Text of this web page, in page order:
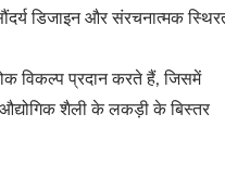
डिजाइन और संरचनात्मक
विकल्प प्रदान करते हैं, जिसमें
औद्योगिक शैली के लकड़ी के बिस्तर